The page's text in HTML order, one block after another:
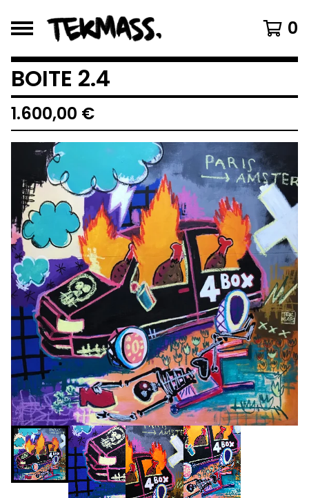
0
BOITE 2.4
1.600,00 €